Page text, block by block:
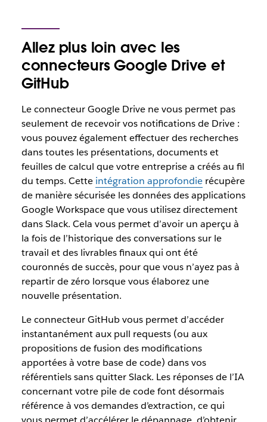
Allez plus loin avec les
connecteurs Google Drive et
GitHub
Le connecteur Google Drive ne vous permet pas
seulement de recevoir vos notifications de Drive :
vous pouvez également effectuer des recherches
dans toutes les présentations, documents et
feuilles de calcul que votre entreprise a créés au fil
du temps. Cette intégration approfondierécupère
de manière sécurisée les données des applications
Google Workspace que vous utilisez directement
dans Slack. Cela vous permet d’avoir un aperçu à
la fois de l’historique des conversations sur le
travail et des livrables finaux qui ont été
couronnés de succès, pour que vous n’ayez pas à
repartir de zéro lorsque vous élaborez une
nouvelle présentation.
Le connecteur GitHub vous permet d’accéder
instantanément aux pull requests (ou aux
propositions de fusion des modifications
apportées à votre base de code) dans vos
référentiels sans quitter Slack. Les réponses de l’IA
concernant votre pile de code font désormais
référence à vos demandes d’extraction, ce qui